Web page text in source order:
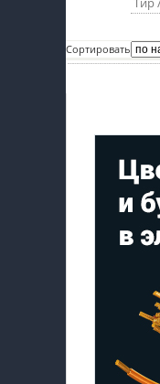
Сортировать